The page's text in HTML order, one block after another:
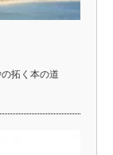
の拓く本の道